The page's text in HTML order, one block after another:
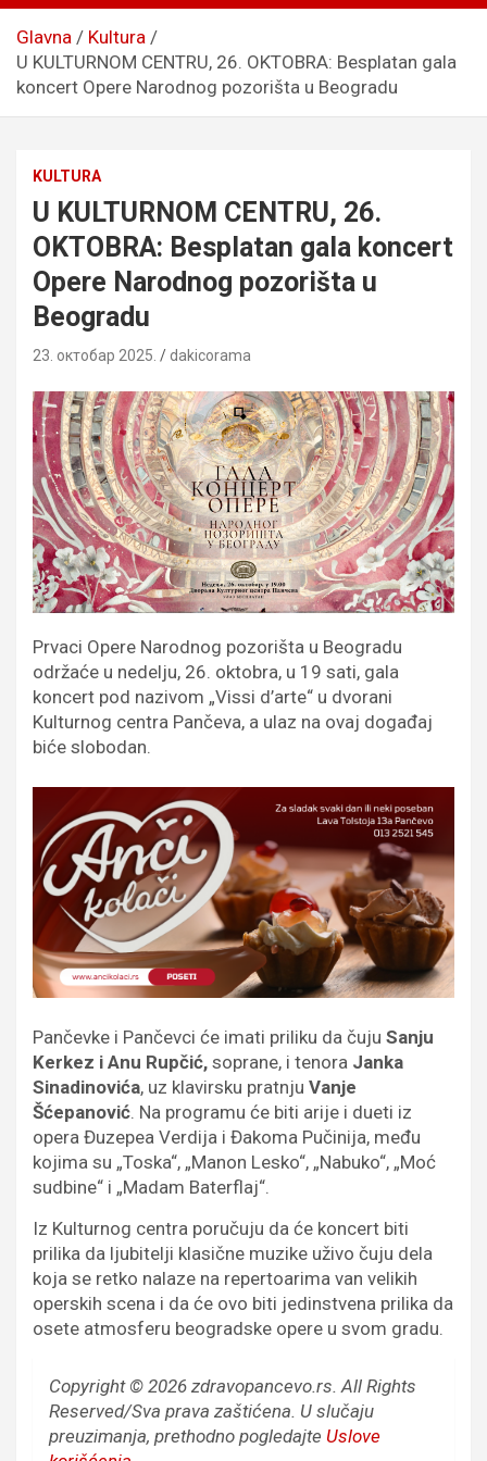
Glavna
Kultura
U KULTURNOM CENTRU, 26. OKTOBRA: Besplatan gala
koncert Opere Narodnog pozorišta u Beogradu
KULTURA
U KULTURNOM CENTRU, 26.
OKTOBRA: Besplatan gala koncert
Opere Narodnog pozorišta u
Beogradu
23. октобар 2025. dakicorama
Prvaci Opere Narodnog pozorišta u Beogradu
održaće u nedelju, 26. oktobra, u 19 sati, gala
koncert pod nazivom „Vissi d’arte“ u dvorani
Kulturnog centra Pančeva, a ulaz na ovaj događaj
biće slobodan.
Pančevke i Pančevci će imati priliku da čuju Sanju
Kerkez i Anu Rupčić, soprane, i tenora Janka
Sinadinovića, uz klavirsku pratnju Vanje
Šćepanović. Na programu će biti arije i dueti iz
opera Đuzepea Verdija i Đakoma Pučinija, među
kojima su „Toska“, „Manon Lesko“, „Nabuko“, „Moć
sudbine“ i „Madam Baterflaj“.
Iz Kulturnog centra poručuju da će koncert biti
prilika da ljubitelji klasične muzike uživo čuju dela
koja se retko nalaze na repertoarima van velikih
operskih scena i da će ovo biti jedinstvena prilika da
osete atmosferu beogradske opere u svom gradu.
Copyright © 2026 zdravopancevo.rs. All Rights
Reserved/Sva prava zaštićena. U slučaju
preuzimanja, prethodno pogledajte Uslove